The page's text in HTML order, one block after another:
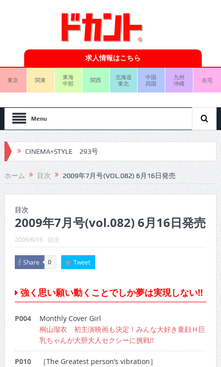
求人情報はこちら
東京 関東
東海
中部
関西
北海道
東北
中国
四国
九州
沖縄
在宅
Menu
CINEMA×STYLE 293号
CINEMA×STYLE 292号
CINEMA×STYLE 291号
CINEMA×STYLE 290号
CINEMA×STYLE 289号
CINEMA×STYLE 288号
CINEMA×STYLE 287号
CINEMA×STYLE 285号
CINEMA×STYLE 294号
ホーム 目次 2009年7月号(VOL.082) 6月16日発売
目次
2009年7月号(vol.082) 6月16日発売
2009/6/16 目次
Share 0 Tweet
強く思い願い動くことでしか夢は実現しない!!
P004
Monthly Cover Girl
桐山瑠衣 初主演映画も決定！みんな大好き童顔Ｈ巨
乳ちゃんが大胆大人セクシーに挑戦!!
P010
［The Greatest person’s vibration］